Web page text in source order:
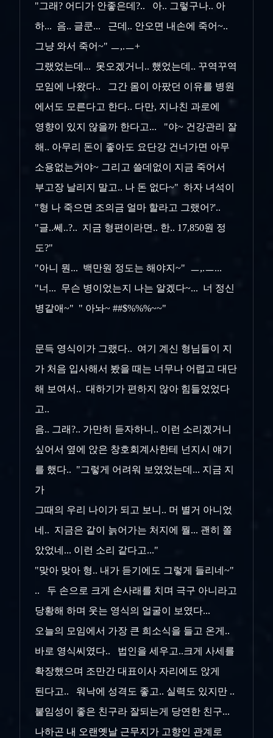
"그래? 어디가 안좋은데?.. 아.. 그렇구나.. 아
하... 음.. 글쿤... 근데.. 안오면 내손에 죽어~..
그냥 와서 죽어~" ㅡ,.ㅡ+
그랬었는데... 못오겠거니.. 했었는데.. 꾸역꾸역
모임에 나왔다.. 그간 몸이 아팠던 이유를 병원
에서도 모른다고 한다.. 다만, 지나친 과로에
영향이 있지 않을까 한다고... "야~ 건강관리 잘
해.. 아무리 돈이 좋아도 요단강 건너가면 아무
소용없는거야~ 그리고 쓸데없이 지금 죽어서
부고장 날리지 말고.. 나 돈 없다~" 하자 녀석이
"형 나 죽으면 조의금 얼마 할라고 그랬어?'..
"글..쎄..?.. 지금 형편이라면.. 한.. 17,850원 정
도?"
"아니 뭔... 백만원 정도는 해야지~" ㅡ,.ㅡ...
"너... 무슨 병이었는지 나는 알겠다~... 너 정신
병같애~" " 아놔~ ##$%%%~~"
문득 영식이가 그랬다.. 여기 계신 형님들이 지
가 처음 입사해서 봤을 때는 너무나 어렵고 대단
해 보여서.. 대하기가 편하지 않아 힘들었었다
고..
음.. 그래?.. 가만히 듣자하니.. 이런 소리겠거니
싶어서 옆에 앉은 창호회계사한테 넌지시 얘기
를 했다.. "그렇게 어려워 보였었는데... 지금 지
가
그때의 우리 나이가 되고 보니.. 머 별거 아니었
네.. 지금은 같이 늙어가는 처지에 뭘... 괜히 쫄
았었네... 이런 소리 같다고..."
"맞아 맞아 형.. 내가 듣기에도 그렇게 들리네~"
.. 두 손으로 크게 손사래를 치며 극구 아니라고
당황해 하며 웃는 영식의 얼굴이 보였다...
오늘의 모임에서 가장 큰 희소식을 들고 온게..
바로 영식씨였다.. 법인을 세우고..크게 사세를
확장했으며 조만간 대표이사 자리에도 앉게
된다고.. 워낙에 성격도 좋고.. 실력도 있지만 ..
붙임성이 좋은 친구라 잘되는게 당연한 친구...
나하곤 내 오랜옛날 근무지가 고향인 관계로